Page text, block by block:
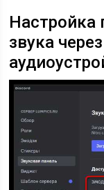
Настройка
звука